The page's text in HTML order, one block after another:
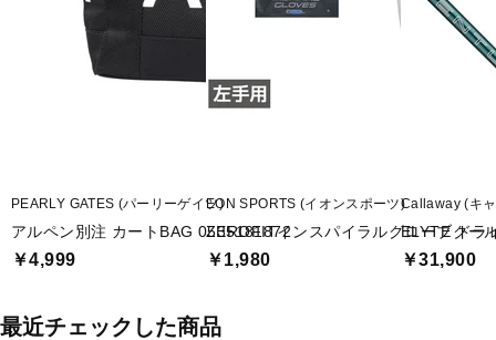
PEARLY GATES (パーリーゲイツ)
アルペン別注 カートBAG 0535181872
￥4,999
EON SPORTS (イオンスポーツ)
ZEROFITインスパイラルグローブクー
￥1,980
Callaway (キ
ELYTE ドラ
￥31,900
最近チェックした商品